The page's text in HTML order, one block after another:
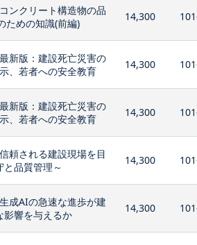
ンクリート構造物の品
ための知識(前編)
14,300
新版：建設死亡災害の
、若者への安全教育
14,300
新版：建設死亡災害の
、若者への安全教育
14,300
頼される建設現場を目
品質管理～
14,300
成AIの急速な進歩が建
影響を与えるか
14,300